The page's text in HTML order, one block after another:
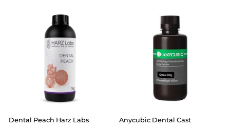
Dental Peach Harz Labs
Anycubic Dental Cast